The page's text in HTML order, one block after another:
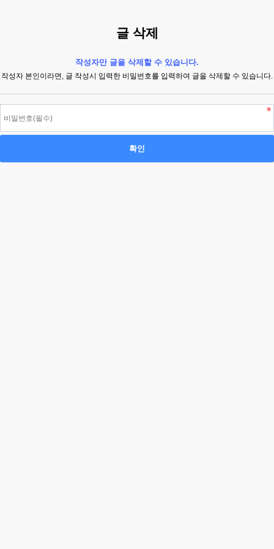
글 삭제
작성자만 글을 삭제할 수 있습니다.
작성자 본인이라면, 글 작성시 입력한 비밀번호를 입력하여 글을 삭제할 수 있습니다.